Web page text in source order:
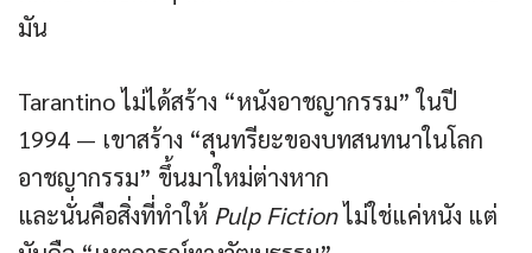
มัน
Tarantino ไม่ได้สร้าง “หนังอาชญากรรม” ในปี
1994 — เขาสร้าง “สุนทรียะของบทสนทนาในโลก
อาชญากรรม” ขึ้นมาใหม่ต่างหาก
และนั่นคือสิ่งที่ทำให้ Pulp Fictionไม่ใช่แค่หนัง แต่